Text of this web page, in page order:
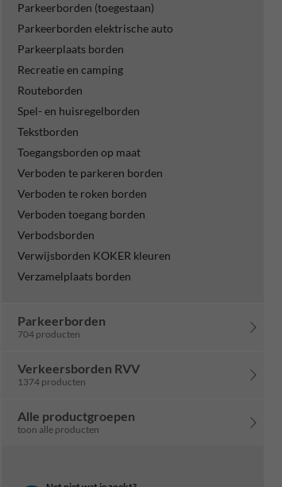
Parkeerborden (toegestaan)
Parkeerborden elektrische auto
Parkeerplaats borden
Recreatie en camping
Routeborden
Spel- en huisregelborden
Tekstborden
Toegangsborden op maat
Verboden te parkeren borden
Verboden te roken borden
Verboden toegang borden
Verbodsborden
Verwijsborden KOKER kleuren
Verzamelplaats borden
Parkeerborden
704 producten
Verkeersborden RVV
1374 producten
Alle productgroepen
toon alle producten